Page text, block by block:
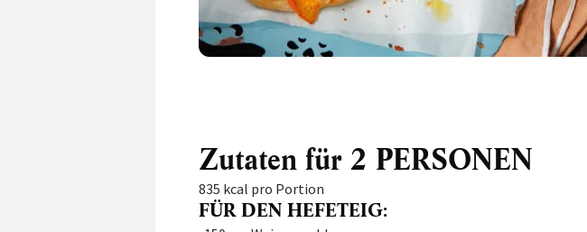
Zutaten für 2 PERSONEN
835 kcal pro Portion
FÜR DEN HEFETEIG: